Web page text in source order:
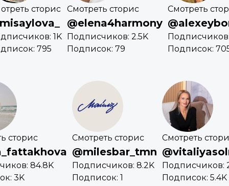
сторис
1K
795
Смотреть сторис
@elena4harmony
Подписчиков: 2.5K
Подписок: 79
Смотреть
Подписок:
сторис
84.8K
3K
Смотреть сторис
@milesbar_tmn
Подписчиков: 8.2K
Подписок: 1
Смотреть
Подписчиков:
Подписок: 5.4K